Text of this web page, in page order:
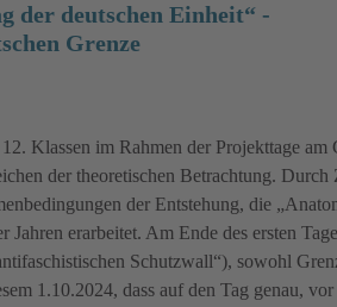
der deutschen Einheit“ -
Grenze
Klassen im Rahmen der Projekttage
der theoretischen Betrachtung.
der Entstehung, die
erarbeitet. Am Ende des ersten
Schutzwall“), sowohl
1.10.2024, dass auf den Tag genau,